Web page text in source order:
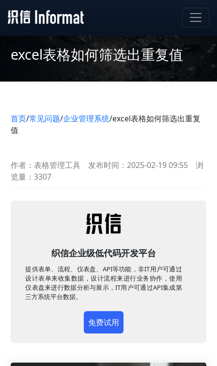
excel表格如何筛选出重复值
首页/常见问题/企业管理系统/excel表格如何筛选出重复
值
作者：表格管理工具 发布时间：2025-02-19 09:55
浏
览量：3307
织信企业级低代码开发平台
提供表单、流程、仪表盘、API等功能，非IT用户可通过
设计表单来收集数据，设计流程来进行业务协作，使用
仪表盘来进行数据分析与展示，IT用户可通过API集成第
三方系统平台数据。
免费试用